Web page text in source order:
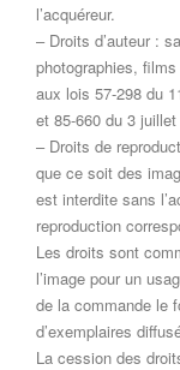
l’acquéreur.
– Droits d’auteur :
photographies,
aux lois 57-298 du
et 85-660 du 3
– Droits de
que ce soit des
est interdite sans
reproduction
Les droits sont
l’image pour un
de la commande le
d’exemplaires
La cession des